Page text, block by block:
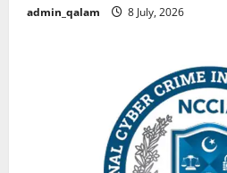
admin_qalam 8 July, 2026